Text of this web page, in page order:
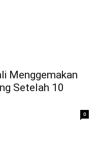
Menggemakan
Setelah 10
0